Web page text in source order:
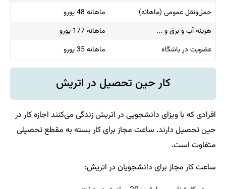
حمل‌ونقل عمومی (ماهانه)
ماهانه 48 یورو
هزینه آب و برق و ...
ماهانه 177 یورو
عضویت در باشگاه
ماهانه 35 یورو
کار حین تحصیل در اتریش
افرادی که با ویزای دانشجویی در اتریش زندگی می‌کنند اجازه کار در
حین تحصیل دارند. ساعت مجاز برای کار بسته به مقطع تحصیلی
متفاوت است.
ساعت کار مجاز برای دانشجویان در اتریش: